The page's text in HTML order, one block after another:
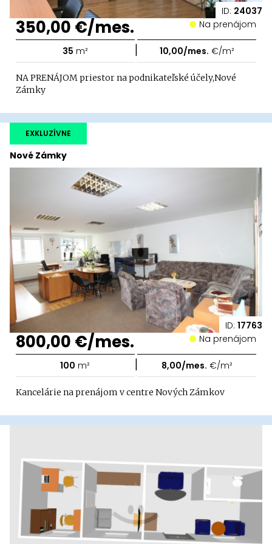
ID: 24037
350,00 €/mes. Na prenájom
35 m² | 10,00/mes. €/m²
NA PRENÁJOM priestor na podnikateľské účely,Nové
Zámky
ID: 17763
Nové Zámky
EXKLUZÍVNE
800,00 €/mes. Na prenájom
100 m² | 8,00/mes. €/m²
Kancelárie na prenájom v centre Nových Zámkov